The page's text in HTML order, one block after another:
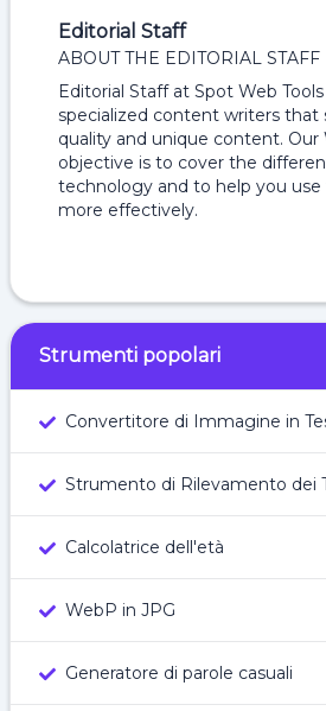
Editorial Staff
ABOUT THE EDITORIAL STAFF
Editorial Staff at Spot Web
specialized content writers that
quality and unique content. Our
objective is to cover the
technology and to help you
more effectively.
Strumenti popolari
Convertitore di Immagine in
Strumento di Rilevamento dei
Calcolatrice dell'età
WebP in JPG
Generatore di parole casuali